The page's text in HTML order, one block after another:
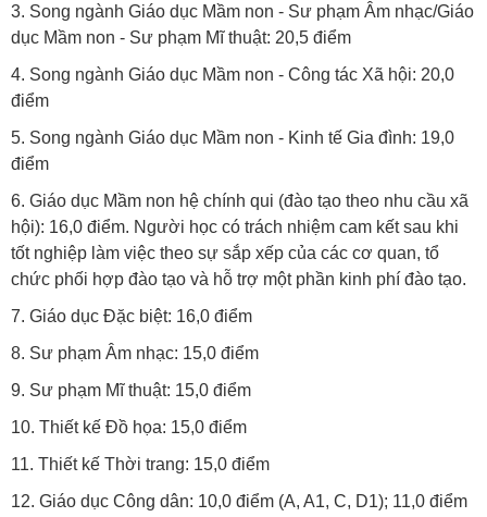
3. Song ngành Giáo dục Mầm non - Sư phạm Âm nhạc/Giáo
dục Mầm non - Sư phạm Mĩ thuật: 20,5 điểm
4. Song ngành Giáo dục Mầm non - Công tác Xã hội: 20,0
điểm
5. Song ngành Giáo dục Mầm non - Kinh tế Gia đình: 19,0
điểm
6. Giáo dục Mầm non hệ chính qui (đào tạo theo nhu cầu xã
hội): 16,0 điểm. Người học có trách nhiệm cam kết sau khi
tốt nghiệp làm việc theo sự sắp xếp của các cơ quan, tổ
chức phối hợp đào tạo và hỗ trợ một phần kinh phí đào tạo.
7. Giáo dục Đặc biệt: 16,0 điểm
8. Sư phạm Âm nhạc: 15,0 điểm
9. Sư phạm Mĩ thuật: 15,0 điểm
10. Thiết kế Đồ họa: 15,0 điểm
11. Thiết kế Thời trang: 15,0 điểm
12. Giáo dục Công dân: 10,0 điểm (A, A1, C, D1); 11,0 điểm